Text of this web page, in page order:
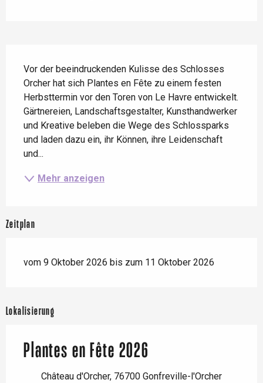
Vor der beeindruckenden Kulisse des Schlosses
Orcher hat sich Plantes en Fête zu einem festen
Herbsttermin vor den Toren von Le Havre entwickelt.
Gärtnereien, Landschaftsgestalter, Kunsthandwerker
und Kreative beleben die Wege des Schlossparks
und laden dazu ein, ihr Können, ihre Leidenschaft
und...
Mehr anzeigen
Zeitplan
vom 9 Oktober 2026 bis zum 11 Oktober 2026
Lokalisierung
Plantes en Fête 2026
Château d'Orcher, 76700 Gonfreville-l'Orcher